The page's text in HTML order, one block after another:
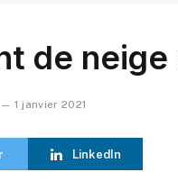
de neige
1 janvier 2021
LinkedIn